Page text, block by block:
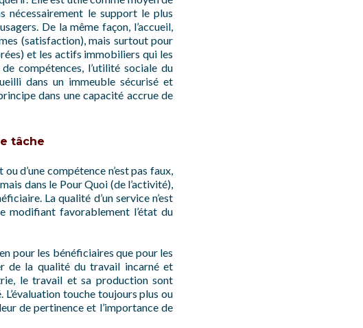
nécessairement le support le plus
De la même façon, l’accueil,
(satisfaction), mais surtout pour
et les actifs immobiliers qui les
compétences, l’utilité sociale du
dans un immeuble sécurisé et
dans une capacité accrue de
tâche
d’une compétence n’est pas faux,
dans le Pour Quoi (de l’activité),
La qualité d’un service n’est
modifiant favorablement l’état du
pour les bénéficiaires que pour les
de la qualité du travail incarné et
le travail et sa production sont
touche toujours plus ou
de pertinence et l’importance de